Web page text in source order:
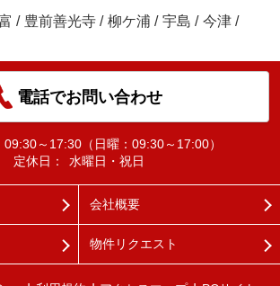
/ 豊前善光寺 / 柳ケ浦 / 宇島 / 今津 /
電話でお問い合わせ
09:30～17:30（日曜：09:30～17:00）
定休日：
水曜日・祝日
会社概要
物件リクエスト